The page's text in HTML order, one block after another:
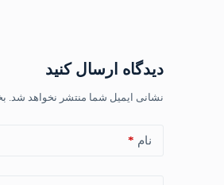
دیدگاه ارسال کنید
نشانی ایمیل شما منتشر نخواهد شد.
نام *